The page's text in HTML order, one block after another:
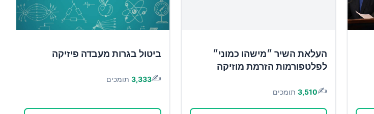
העלאת השיר ״מישהו כמוני״
לפלטפורמות הזרמת מוזיקה
✍️
3,510 תומכים
ביטול בגרות מעבדה פיזיקה
✍️
3,333 תומכים